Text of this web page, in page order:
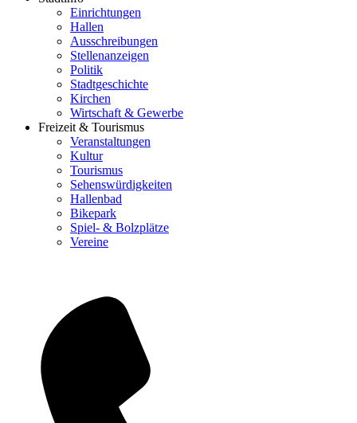
Einrichtungen
Hallen
Ausschreibungen
Stellenanzeigen
Politik
Stadtgeschichte
Kirchen
Wirtschaft & Gewerbe
Freizeit & Tourismus
Veranstaltungen
Kultur
Tourismus
Sehenswürdigkeiten
Hallenbad
Bikepark
Spiel- & Bolzplätze
Vereine